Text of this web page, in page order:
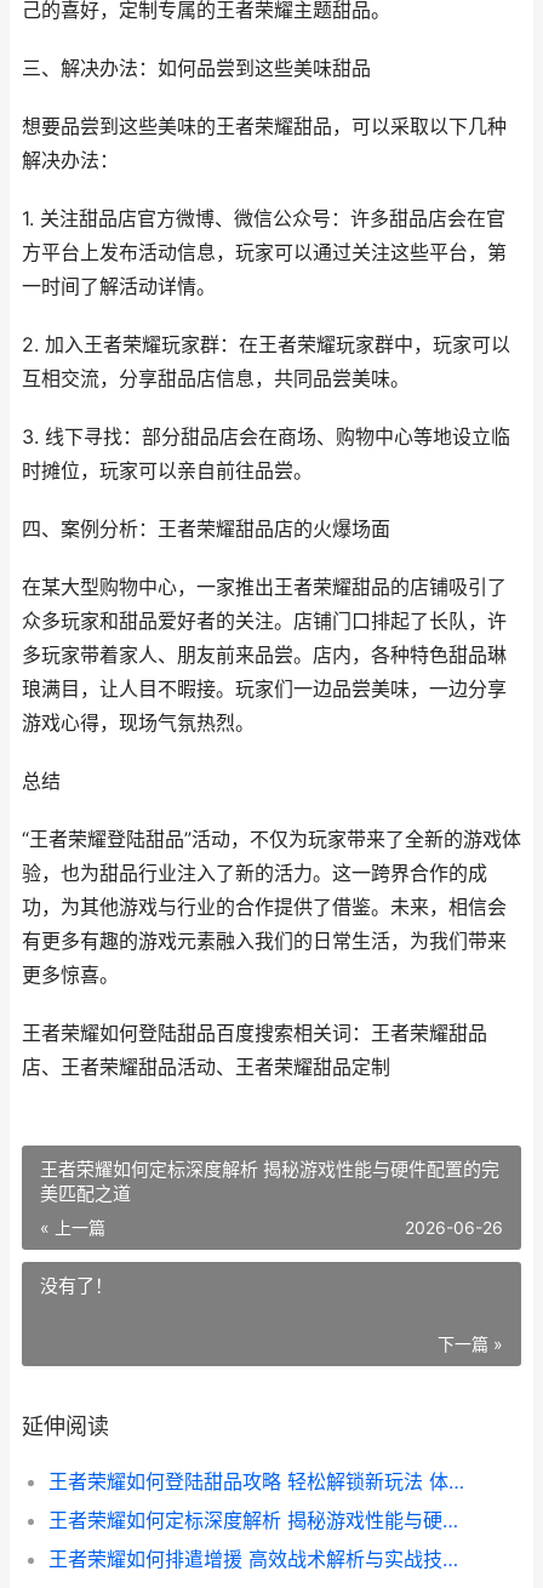
己的喜好，定制专属的王者荣耀主题甜品。
三、解决办法：如何品尝到这些美味甜品
想要品尝到这些美味的王者荣耀甜品，可以采取以下几种
解决办法：
1. 关注甜品店官方微博、微信公众号：许多甜品店会在官
方平台上发布活动信息，玩家可以通过关注这些平台，第
一时间了解活动详情。
2. 加入王者荣耀玩家群：在王者荣耀玩家群中，玩家可以
互相交流，分享甜品店信息，共同品尝美味。
3. 线下寻找：部分甜品店会在商场、购物中心等地设立临
时摊位，玩家可以亲自前往品尝。
四、案例分析：王者荣耀甜品店的火爆场面
在某大型购物中心，一家推出王者荣耀甜品的店铺吸引了
众多玩家和甜品爱好者的关注。店铺门口排起了长队，许
多玩家带着家人、朋友前来品尝。店内，各种特色甜品琳
琅满目，让人目不暇接。玩家们一边品尝美味，一边分享
游戏心得，现场气氛热烈。
总结
“王者荣耀登陆甜品”活动，不仅为玩家带来了全新的游戏体
验，也为甜品行业注入了新的活力。这一跨界合作的成
功，为其他游戏与行业的合作提供了借鉴。未来，相信会
有更多有趣的游戏元素融入我们的日常生活，为我们带来
更多惊喜。
王者荣耀如何登陆甜品百度搜索相关词：王者荣耀甜品
店、王者荣耀甜品活动、王者荣耀甜品定制
王者荣耀如何定标深度解析 揭秘游戏性能与硬件配置的完
美匹配之道
« 上一篇 2026-06-26
没有了！
下一篇 »
延伸阅读
王者荣耀如何登陆甜品攻略 轻松解锁新玩法 体验甜蜜游戏时光
王者荣耀如何定标深度解析 揭秘游戏性能与硬件配置的完美匹配之道
王者荣耀如何排遣增援 高效战术解析与实战技巧分享